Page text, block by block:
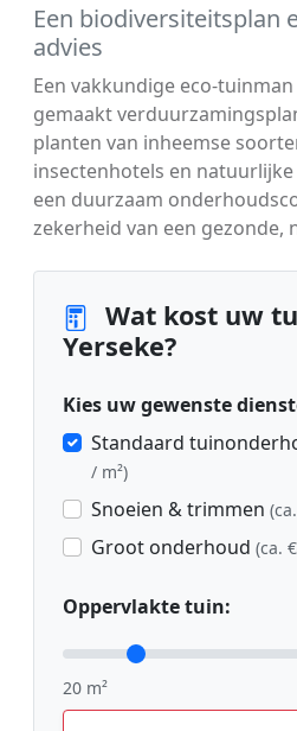
Een biodiversiteitsplan
advies
Een vakkundige eco-
gemaakt
planten van inheemse
insectenhotels en
een duurzaam
zekerheid van een gezonde,
Wat kost uw
Yerseke?
Kies uw gewenste
Standaard
/ m²)
Snoeien & trimmen
Groot onderhoud (ca.
Oppervlakte tuin:
20 m²